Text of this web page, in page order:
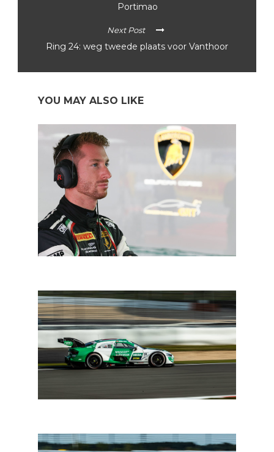
Portimao
Next Post
Ring 24: weg tweede plaats voor Vanthoor
YOU MAY ALSO LIKE